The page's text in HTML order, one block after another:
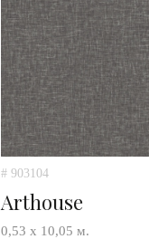
# 903104
Arthouse
0,53 х 10,05 м.